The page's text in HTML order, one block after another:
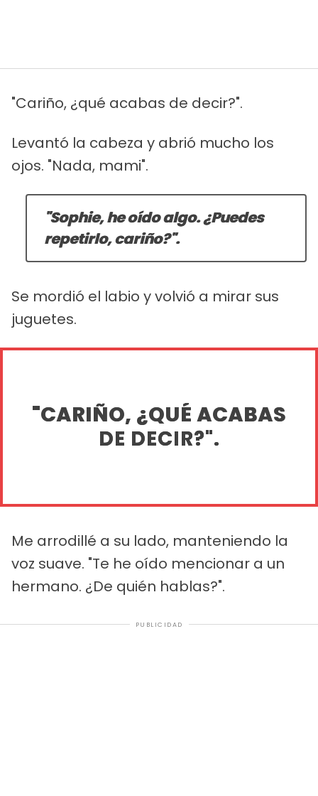
"Cariño, ¿qué acabas de decir?".
Levantó la cabeza y abrió mucho los
ojos. "Nada, mami".
"Sophie, he oído algo. ¿Puedes
repetirlo, cariño?".
Se mordió el labio y volvió a mirar sus
juguetes.
"CARIÑO, ¿QUÉ ACABAS
DE DECIR?".
Me arrodillé a su lado, manteniendo la
voz suave. "Te he oído mencionar a un
hermano. ¿De quién hablas?".
PUBLICIDAD